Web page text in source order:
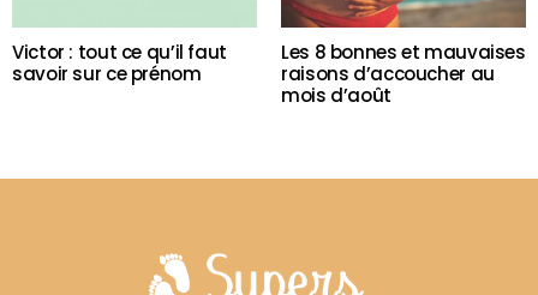
Victor : tout ce qu’il faut
savoir sur ce prénom
Les 8 bonnes et mauvaises
raisons d’accoucher au
mois d’août